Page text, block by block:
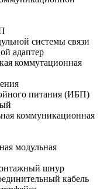
системы связи
адаптер
коммутационная
питания (ИБП)
коммуникационная
модульная
шнур
кабель